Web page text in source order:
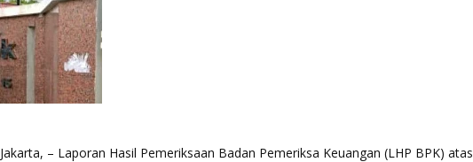
Jakarta, – Laporan Hasil Pemeriksaan Badan Pemeriksa Keuangan (LHP BPK) atas